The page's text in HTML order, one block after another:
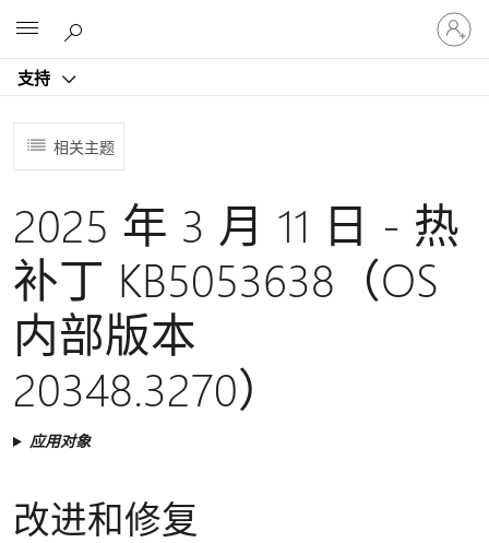
支持
请
登
录
相关主题
2025 年 3 月 11 日 - 热
补丁 KB5053638（OS
内部版本
20348.3270）
应用对象
改进和修复